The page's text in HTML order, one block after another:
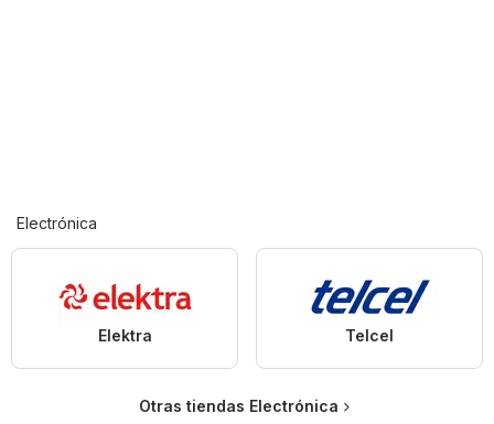
Electrónica
Elektra Telcel
Otras tiendas Electrónica